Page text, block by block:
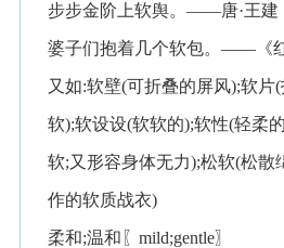
步步金阶上软舆。——唐·王建
婆子们抱着几个软包。——《红
又如:软壁(可折叠的屏风);软
软);软设设(软软的);软性(轻柔
软;又形容身体无力);松软(松散
作的软质战衣)
柔和;温和〖mild;gentle〗